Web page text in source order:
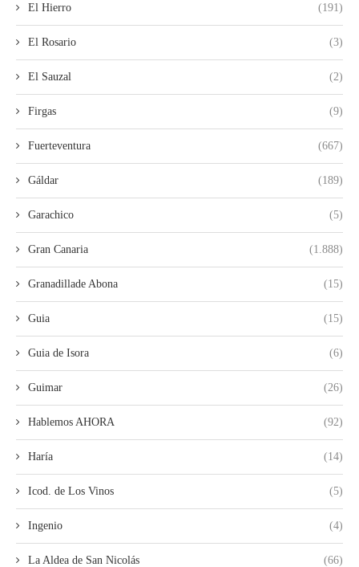
El Hierro (191)
El Rosario (3)
El Sauzal (2)
Firgas (9)
Fuerteventura (667)
Gáldar (189)
Garachico (5)
Gran Canaria (1.888)
Granadillade Abona (15)
Guia (15)
Guia de Isora (6)
Guimar (26)
Hablemos AHORA (92)
Haría (14)
Icod. de Los Vinos (5)
Ingenio (4)
La Aldea de San Nicolás (66)